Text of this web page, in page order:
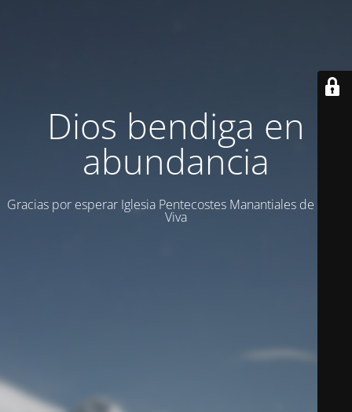
Dios bendiga en
abundancia
Gracias por esperar Iglesia Pentecostes Manantiales de Agua
Viva